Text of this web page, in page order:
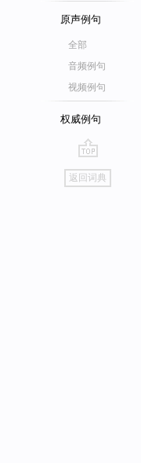
原声例句
全部
音频例句
视频例句
权威例句
go
top
返回词典